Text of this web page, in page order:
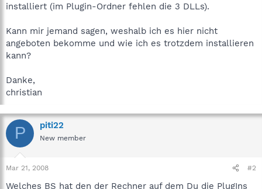
installiert (im Plugin-Ordner fehlen die 3 DLLs).
Kann mir jemand sagen, weshalb ich es hier nicht
angeboten bekomme und wie ich es trotzdem installieren
kann?
Danke,
christian
P piti22
New member
Mar 21, 2008 #2
Welches BS hat den der Rechner auf dem Du die PlugIns